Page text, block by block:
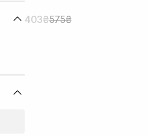
403₴575₴